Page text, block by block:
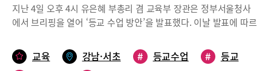
습니다. 시험 기간에는 점심시간에 학교 도서관에서 공부하고 방과
후에는 자습실을 이용했는데, 도서관과 자습실 내 면학 분위기가 잘
행평가와 각종 발표 준비를 할 때 모든 교과 수행평가, 발표의 주제
를 진로와 엮으려고 하지는 않았고, 교과 수업 중 진행했던 내용 중
고 보다 효율적으로 공부할 수 있어요.”[Key point]“본인에게 잘
맞는 공부법부터 찾으세요. 내신 시험 본 후 리뷰와 분석은 필수입
책을 펴는 힘이 중요합니다.”경제학도가 오랜 꿈, 굴곡 없는 내신 관
리와 비교과 활동 병행‘내신이 발목 잡는 일은 생기지 않도록 하겠
모든 학습이나 활동 상황이 떨어질 수밖에 없다”고 말한다.아울러
학생들의 강한 의지만으로 비대면 수업의 한계를 극복하기는 어려
운 게 현실이다.청어람수학원 대입 다빈치관 신기정 원장은 “교사
여할 수 있도록 절실한 마음으로 노력해야 한다”며 “결국 비대면 수
지난 4일 오후 4시 유은혜 부총리 겸 교육부 장관은 정부서울청사
에서 브리핑을 열어 ‘등교 수업 방안’을 발표했다. 이날 발표에 따르
본격적인 등교수업은 5월 연휴 기간으로부터 최소 14일이 지난 시
점인 20일부터 순차적으로 시작된다. 하지만 고3은 진로, 진학 준비
교육 강남·서초 # 등교수업 #
등교